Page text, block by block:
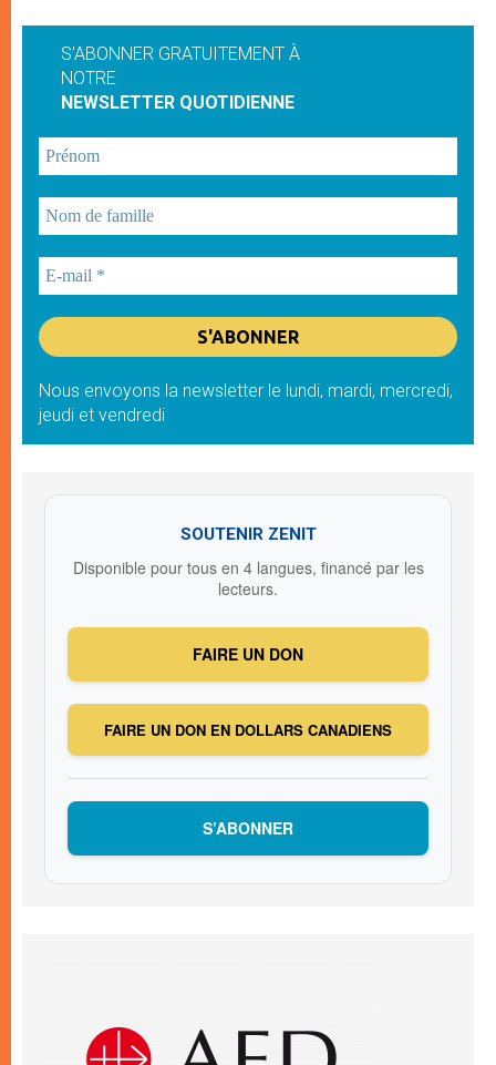
S'ABONNER GRATUITEMENT À
NOTRE
NEWSLETTER QUOTIDIENNE
Nous envoyons la newsletter le lundi, mardi, mercredi,
jeudi et vendredi
SOUTENIR ZENIT
Disponible pour tous en 4 langues, financé par les
lecteurs.
FAIRE UN DON
FAIRE UN DON EN DOLLARS CANADIENS
S’ABONNER